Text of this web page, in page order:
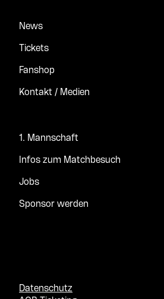
News
Tickets
Fanshop
Kontakt / Medien
1. Mannschaft
Infos zum Matchbesuch
Jobs
Sponsor werden
Datenschutz